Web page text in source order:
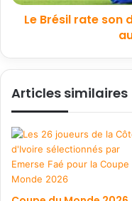
Le Brésil rate son
Articles similaires